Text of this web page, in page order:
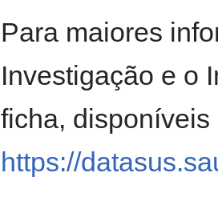
Para maiores
Investigação e o
ficha,
https://